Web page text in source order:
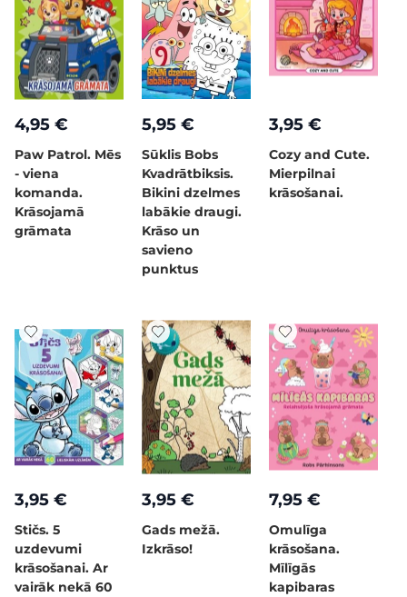
4,95 €
Paw Patrol. Mēs
- viena
komanda.
Krāsojamā
grāmata
5,95 €
Sūklis Bobs
Kvadrātbiksis.
Bikini dzelmes
labākie draugi.
Krāso un
savieno
punktus
3,95 €
Cozy and Cute.
Mierpilnai
krāsošanai.
3,95 €
Stičs. 5
uzdevumi
krāsošanai. Ar
vairāk nekā 60
3,95 €
Gads mežā.
Izkrāso!
7,95 €
Omulīga
krāsošana.
Mīlīgās
kapibaras